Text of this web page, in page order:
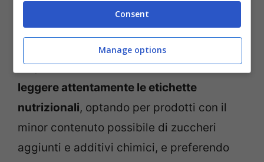
sono da considerare negative. La scelta
dovrebbe basarsi sulleesigenze caloriche
del bambino, tenendo conto di
età, sesso e attività fisica. È cruciale
leggere attentamente le etichette
nutrizionali, optando per prodotti con il
minor contenuto possibile di zuccheri
aggiunti e additivi chimici, e preferendo
Consent
Manage options